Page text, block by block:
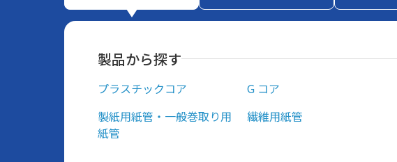
製品から探す
プラスチックコア G コア
製紙用紙管・一般巻取り用
紙管
繊維⽤紙管